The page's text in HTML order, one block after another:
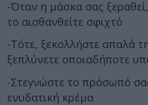
-Όταν η μάσκα σας
το αισθανθείτε σφιχτό
-Τότε, ξεκολλήστε απαλά
ξεπλύνετε οποιαδήποτε
-Στεγνώστε το πρόσωπό
ενυδατική κρέμα